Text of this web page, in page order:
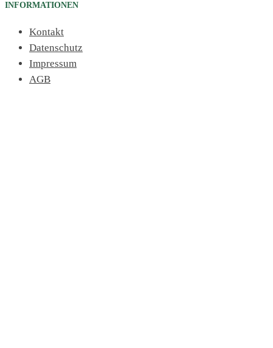
INFORMATIONEN
Kontakt
Datenschutz
Impressum
AGB